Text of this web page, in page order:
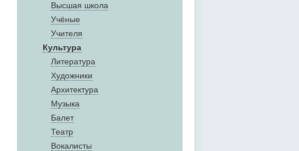
Высшая школа
Учёные
Учителя
Культура
Литература
Художники
Aрхитектура
Музыка
Балет
Театр
Вокалисты